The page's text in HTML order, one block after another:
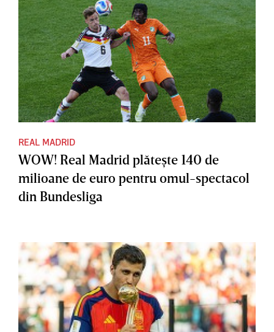
REAL MADRID
WOW! Real Madrid plăteşte 140 de
milioane de euro pentru omul-spectacol
din Bundesliga